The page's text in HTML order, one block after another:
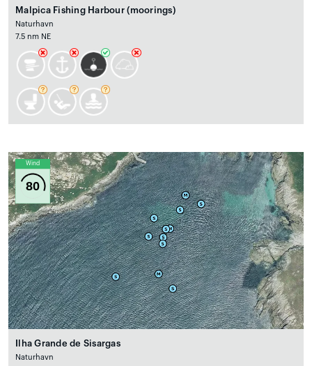
Malpica Fishing Harbour (moorings)
Naturhavn
7.5 nm NE
Wind
80
Ilha Grande de Sisargas
Naturhavn